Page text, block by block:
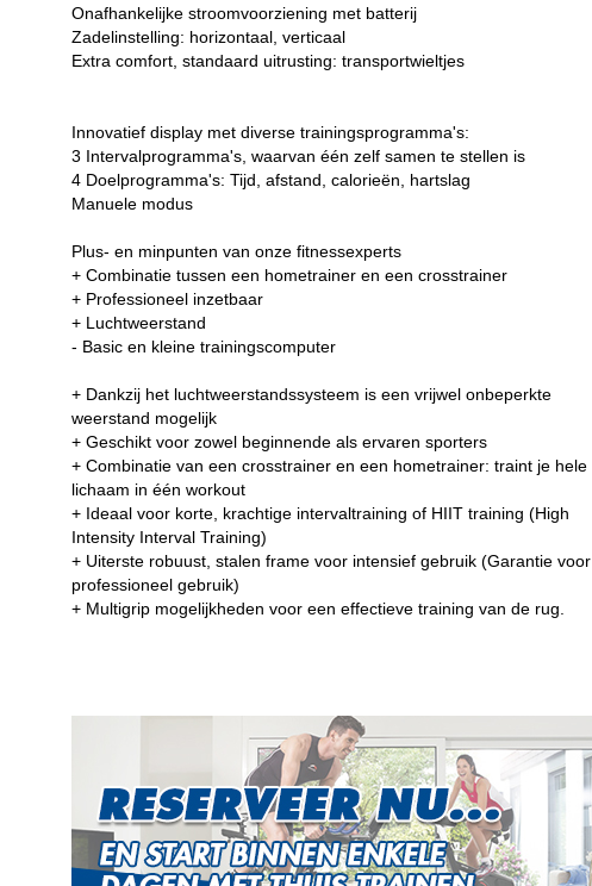
Onafhankelijke stroomvoorziening met batterij
Zadelinstelling: horizontaal, verticaal
Extra comfort, standaard uitrusting: transportwieltjes
Innovatief display met diverse trainingsprogramma's:
3 Intervalprogramma's, waarvan één zelf samen te stellen is
4 Doelprogramma's: Tijd, afstand, calorieën, hartslag
Manuele modus
Plus- en minpunten van onze fitnessexperts
+ Combinatie tussen een hometrainer en een crosstrainer
+ Professioneel inzetbaar
+ Luchtweerstand
- Basic en kleine trainingscomputer
+ Dankzij het luchtweerstandssysteem is een vrijwel onbeperkte
weerstand mogelijk
+ Geschikt voor zowel beginnende als ervaren sporters
+ Combinatie van een crosstrainer en een hometrainer: traint je hele
lichaam in één workout
+ Ideaal voor korte, krachtige intervaltraining of HIIT training (High
Intensity Interval Training)
+ Uiterste robuust, stalen frame voor intensief gebruik (Garantie voor
professioneel gebruik)
+ Multigrip mogelijkheden voor een effectieve training van de rug.